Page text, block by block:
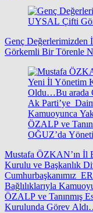
Genç
Görkemli Bir Törenle
Mustafa ÖZKAN’ın İl
Kurulu ve Başkanlık
Cumhurbaşkanımız
Bağlılıklarıyla
ÖZALP ve Tanınmış
Kurulunda Görev